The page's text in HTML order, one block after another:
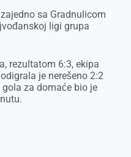
sa Gradnulicom
ligi grupa
rezultatom 6:3, ekipa
je nerešeno 2:2
za domaće bio je